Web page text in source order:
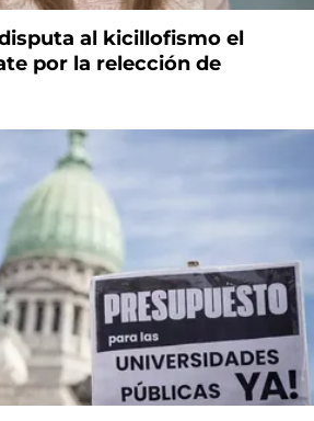
al kicillofismo el
por la relección de